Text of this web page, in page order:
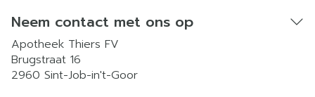
Neem contact met ons op
Apotheek Thiers FV
Brugstraat 16
2960 Sint-Job-in't-Goor